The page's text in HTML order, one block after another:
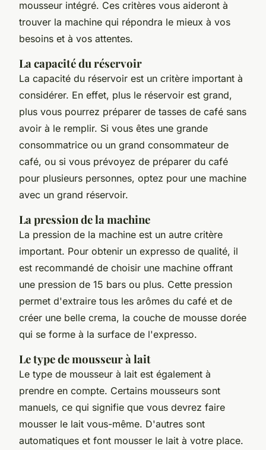
mousseur intégré. Ces critères vous aideront à
trouver la machine qui répondra le mieux à vos
besoins et à vos attentes.
La capacité du réservoir
La capacité du réservoir est un critère important à
considérer. En effet, plus le réservoir est grand,
plus vous pourrez préparer de tasses de café sans
avoir à le remplir. Si vous êtes une grande
consommatrice ou un grand consommateur de
café, ou si vous prévoyez de préparer du café
pour plusieurs personnes, optez pour une machine
avec un grand réservoir.
La pression de la machine
La pression de la machine est un autre critère
important. Pour obtenir un expresso de qualité, il
est recommandé de choisir une machine offrant
une pression de 15 bars ou plus. Cette pression
permet d'extraire tous les arômes du café et de
créer une belle crema, la couche de mousse dorée
qui se forme à la surface de l'expresso.
Le type de mousseur à lait
Le type de mousseur à lait est également à
prendre en compte. Certains mousseurs sont
manuels, ce qui signifie que vous devrez faire
mousser le lait vous-même. D'autres sont
automatiques et font mousser le lait à votre place.